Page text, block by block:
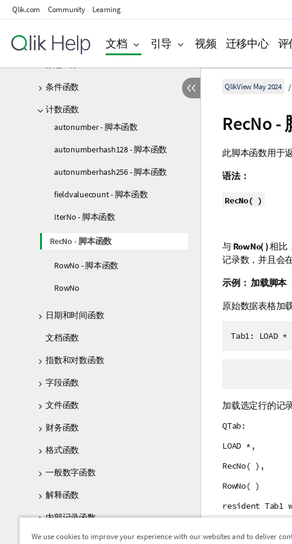
Qlik.com Community Learning
文档 引导 视频 迁移中心 评
Aggr
分析连接
条件函数
计数函数
autonumber - 脚本函数
autonumberhash128 - 脚本函数
autonumberhash256 - 脚本函数
fieldvaluecount - 脚本函数
IterNo - 脚本函数
RecNo - 脚本函数
RowNo - 脚本函数
RowNo
日期和时间函数
文档函数
指数和对数函数
字段函数
文件函数
财务函数
格式函数
一般数字函数
解释函数
内部记录函数
逻辑函数
QlikView May 2024
RecNo -
此脚本函数用于
语法：
RecNo( )
与 RowNo( )相比
记录数，并且会
示例： 加载脚本
原始数据表格加
Tab1: LOAD
加载选定行的记
QTab:
LOAD *,
RecNo( ),
RowNo( )
resident Tab1
We use cookies to improve your experience with our websites and to deliver